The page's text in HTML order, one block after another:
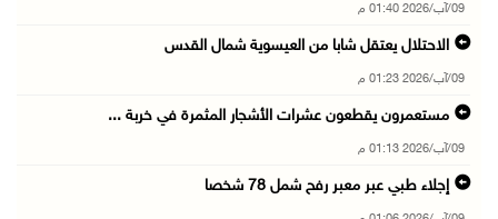
09/آب/2026 01:40 م
الاحتلال يعتقل شابا من العيسوية شمال القدس
09/آب/2026 01:23 م
مستعمرون يقطعون عشرات الأشجار المثمرة في خربة ...
09/آب/2026 01:13 م
إجلاء طبي عبر معبر رفح شمل 78 شخصا